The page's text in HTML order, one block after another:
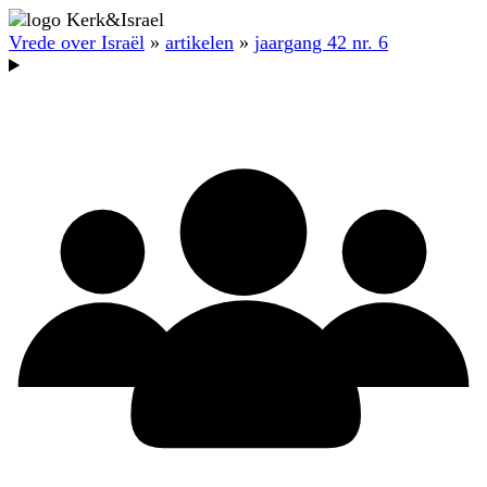
Vrede over Israël » artikelen » jaargang 42 nr. 6